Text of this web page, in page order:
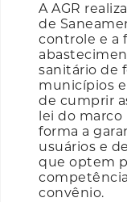
A AGR
de
controle e a
sanitário de
municípios
de cumprir
lei do marco
forma a
usuários e
que optem
convênio.